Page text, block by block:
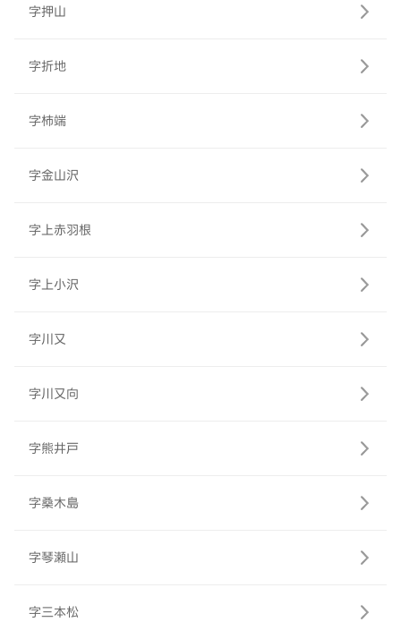
字押山
字折地
字柿端
字金山沢
字上赤羽根
字上小沢
字川又
字川又向
字熊井戸
字桑木島
字琴瀬山
字三本松